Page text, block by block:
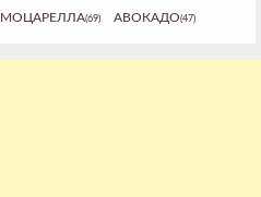
МОЦАРЕЛЛА(69) АВОКАДО(47)